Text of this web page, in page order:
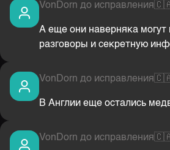
VonDorn до исправления
А еще они наверняка могут
разговоры и секретную
VonDorn до исправления
В Англии еще остались
VonDorn до исправления